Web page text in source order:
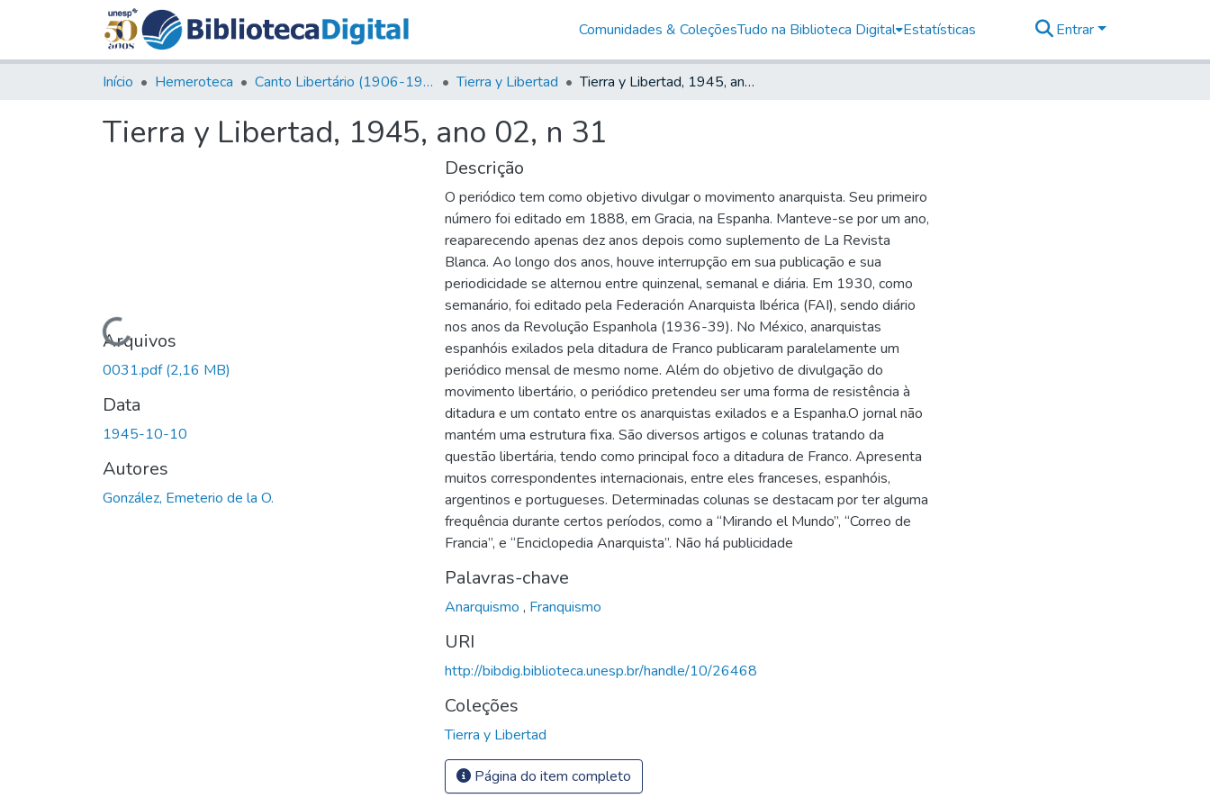
Comunidades & ColeçõesTudo na Biblioteca Digital Estatísticas Entrar
Início Hemeroteca Canto Libertário (1906-1995) Tierra y Libertad Tierra y Libertad, 1945, ano 02, n 31
Tierra y Libertad, 1945, ano 02, n 31
Carregando...
Arquivos
0031.pdf(2,16 MB)
Data
1945-10-10
Autores
González, Emeterio de la O.
Descrição
O periódico tem como objetivo divulgar o movimento anarquista. Seu primeiro
número foi editado em 1888, em Gracia, na Espanha. Manteve-se por um ano,
reaparecendo apenas dez anos depois como suplemento de La Revista
Blanca. Ao longo dos anos, houve interrupção em sua publicação e sua
periodicidade se alternou entre quinzenal, semanal e diária. Em 1930, como
semanário, foi editado pela Federación Anarquista Ibérica (FAI), sendo diário
nos anos da Revolução Espanhola (1936-39). No México, anarquistas
espanhóis exilados pela ditadura de Franco publicaram paralelamente um
periódico mensal de mesmo nome. Além do objetivo de divulgação do
movimento libertário, o periódico pretendeu ser uma forma de resistência à
ditadura e um contato entre os anarquistas exilados e a Espanha.O jornal não
mantém uma estrutura fixa. São diversos artigos e colunas tratando da
questão libertária, tendo como principal foco a ditadura de Franco. Apresenta
muitos correspondentes internacionais, entre eles franceses, espanhóis,
argentinos e portugueses. Determinadas colunas se destacam por ter alguma
frequência durante certos períodos, como a “Mirando el Mundo”, “Correo de
Francia”, e “Enciclopedia Anarquista”. Não há publicidade
Palavras-chave
Anarquismo , Franquismo
URI
http://bibdig.biblioteca.unesp.br/handle/10/26468
Coleções
Tierra y Libertad
Página do item completo